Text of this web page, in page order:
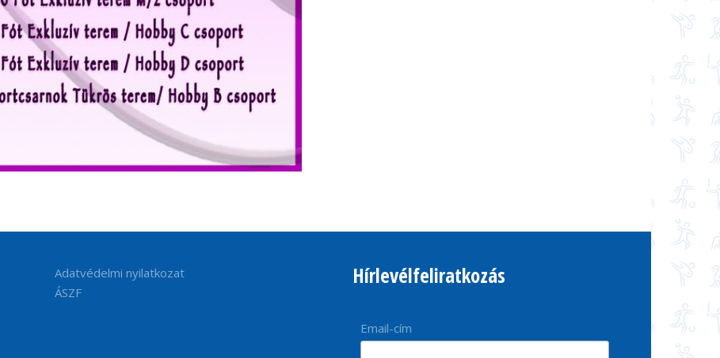
Adatvédelmi nyilatkozat
ÁSZF
Hírlevélfeliratkozás
Email-cím